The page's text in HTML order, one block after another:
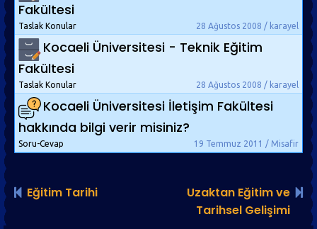
Fakültesi
28 Ağustos 2008 / karayel
Taslak Konular
Kocaeli Üniversitesi - Teknik Eğitim
Fakültesi
28 Ağustos 2008 / karayel
Taslak Konular
Kocaeli Üniversitesi İletişim Fakültesi
hakkında bilgi verir misiniz?
19 Temmuz 2011 / Misafir
Soru-Cevap
Eğitim Tarihi
Uzaktan Eğitim ve
Tarihsel Gelişimi